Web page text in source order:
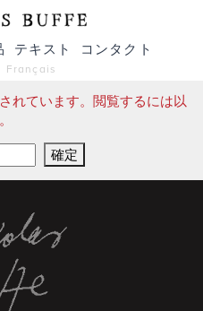
テキスト コンタクト
Français
れています。閲覧するには以